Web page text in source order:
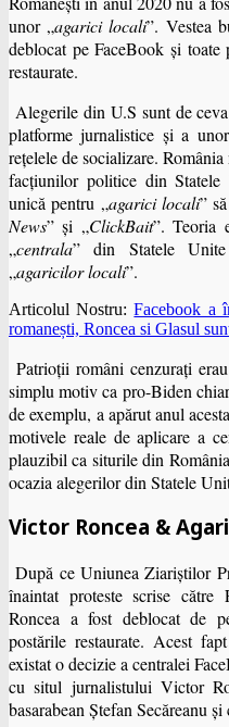
unor „agarici locali”. Vestea
deblocat pe FaceBook şi
restaurate.
Alegerile din U.S sunt de
platforme jurnalistice şi a
reţelele de socializare.
facţiunilor politice din
unică pentru „agarici locali”
News” şi „ClickBait”. Teoria
„centrala” din Statele
„agaricilor locali”.
Articolul Nostru:Facebook a
romanești, Roncea si Glasul
Patrioţii români cenzuraţi
simplu motiv ca pro-Biden
de exemplu, a apărut anul
motivele reale de aplicare a
plauzibil ca siturile din
ocazia alegerilor din Statele
Victor Roncea &
După ce Uniunea Ziariştilor
înaintat proteste scrise
Roncea a fost deblocat de
postările restaurate. Acest
existat o decizie a centralei
cu situl jurnalistului Victor
basarabean Ştefan Secăreanu